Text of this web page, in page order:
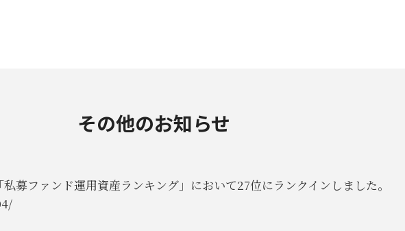
その他のお知らせ
募ファンド運用資産ランキング」において27位にランクインしました。